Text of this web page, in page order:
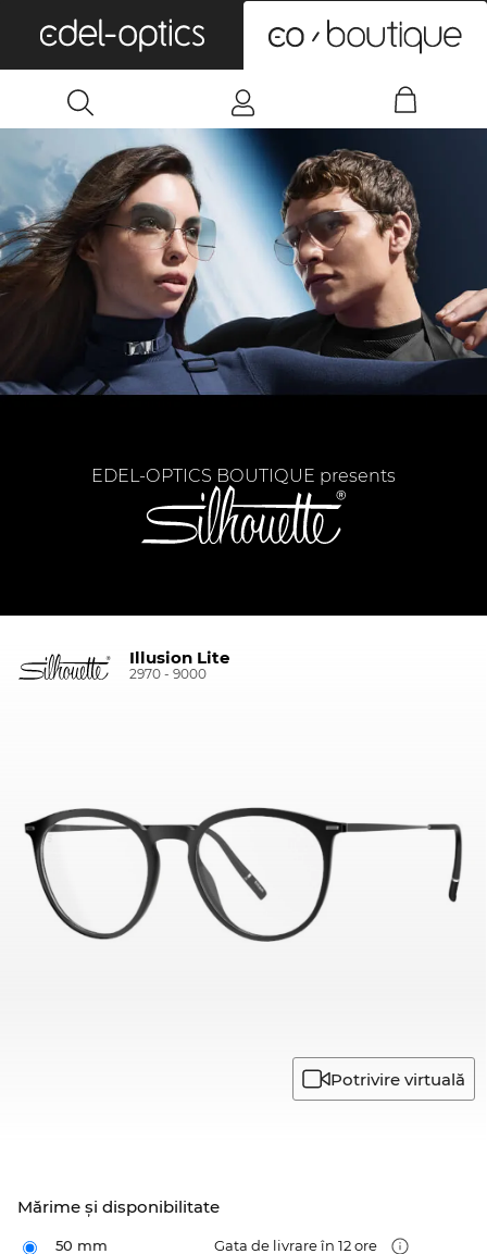
EDEL-OPTICS BOUTIQUE presents
Illusion Lite
2970 - 9000
Potrivire virtuală
Mărime şi disponibilitate
50 mm Gata de livrare în 12 ore